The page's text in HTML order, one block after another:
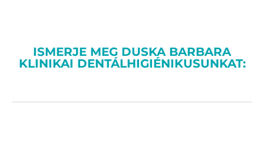
ISMERJE MEG DUSKA BARBARA
KLINIKAI DENTÁLHIGIÉNIKUSUNKAT: